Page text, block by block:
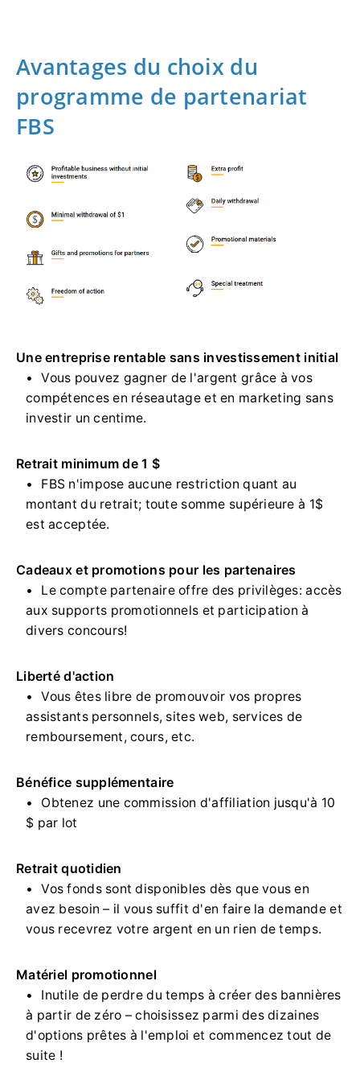
Avantages du choix du
programme de partenariat
FBS
Une entreprise rentable sans investissement initial
Vous pouvez gagner de l'argent grâce à vos
compétences en réseautage et en marketing sans
investir un centime.
Retrait minimum de 1 $
FBS n'impose aucune restriction quant au
montant du retrait; toute somme supérieure à 1$
est acceptée.
Cadeaux et promotions pour les partenaires
Le compte partenaire offre des privilèges: accès
aux supports promotionnels et participation à
divers concours!
Liberté d'action
Vous êtes libre de promouvoir vos propres
assistants personnels, sites web, services de
remboursement, cours, etc.
Bénéfice supplémentaire
Obtenez une commission d'affiliation jusqu'à 10
$ par lot
Retrait quotidien
Vos fonds sont disponibles dès que vous en
avez besoin – il vous suffit d'en faire la demande et
vous recevrez votre argent en un rien de temps.
Matériel promotionnel
Inutile de perdre du temps à créer des bannières
à partir de zéro – choisissez parmi des dizaines
d'options prêtes à l'emploi et commencez tout de
suite !